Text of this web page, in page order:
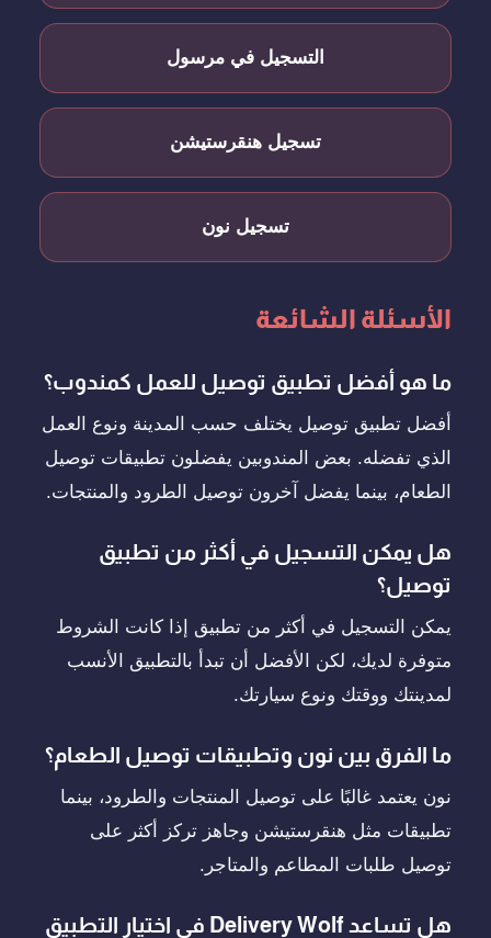
التسجيل في مرسول
تسجيل هنقرستيشن
تسجيل نون
الأسئلة الشائعة
ما هو أفضل تطبيق توصيل للعمل كمندوب؟
أفضل تطبيق توصيل يختلف حسب المدينة ونوع العمل
الذي تفضله. بعض المندوبين يفضلون تطبيقات توصيل
الطعام، بينما يفضل آخرون توصيل الطرود والمنتجات.
هل يمكن التسجيل في أكثر من تطبيق
توصيل؟
يمكن التسجيل في أكثر من تطبيق إذا كانت الشروط
متوفرة لديك، لكن الأفضل أن تبدأ بالتطبيق الأنسب
لمدينتك ووقتك ونوع سيارتك.
ما الفرق بين نون وتطبيقات توصيل الطعام؟
نون يعتمد غالبًا على توصيل المنتجات والطرود، بينما
تطبيقات مثل هنقرستيشن وجاهز تركز أكثر على
توصيل طلبات المطاعم والمتاجر.
هل تساعد Delivery Wolf في اختيار التطبيق